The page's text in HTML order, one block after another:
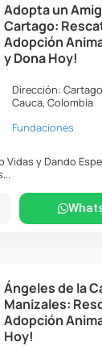
Adopta un
Cartago:
Adopción
y Dona Hoy!
Dirección:Cartago
Cauca,Colombia
Fundaciones
Vidas y Dando
Ángeles de la
Manizales:
Adopción
Hoy!